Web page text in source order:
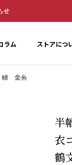
せ
ラム
ストアにつ
緑 金糸
半
衣
鶴